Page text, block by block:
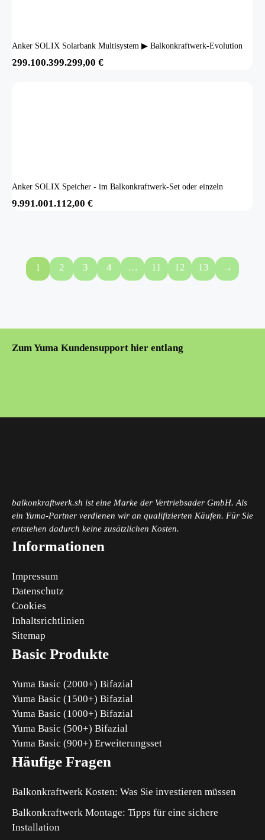
Anker SOLIX Solarbank Multisystem ▶ Balkonkraftwerk-Evolution
299.100.399.299,00 €
Anker SOLIX Speicher - im Balkonkraftwerk-Set oder einzeln
9.991.001.112,00 €
1 2 3 4 … 11 12 13 →
Zum Yuma Kundensupport hier entlang
balkonkraftwerk.sh ist eine Marke der Vertriebsader GmbH. Als
ein Yuma-Partner verdienen wir an qualifizierten Käufen. Für Sie
entstehen dadurch keine zusätzlichen Kosten.
Informationen
Impressum
Datenschutz
Cookies
Inhaltsrichtlinien
Sitemap
Basic Produkte
Yuma Basic (2000+) Bifazial
Yuma Basic (1500+) Bifazial
Yuma Basic (1000+) Bifazial
Yuma Basic (500+) Bifazial
Yuma Basic (900+) Erweiterungsset
Häufige Fragen
Balkonkraftwerk Kosten: Was Sie investieren müssen
Balkonkraftwerk Montage: Tipps für eine sichere
Installation